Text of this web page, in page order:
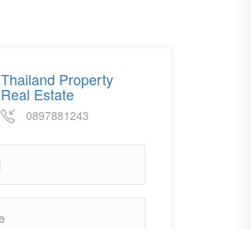
Thailand Property
Real Estate
0897881243